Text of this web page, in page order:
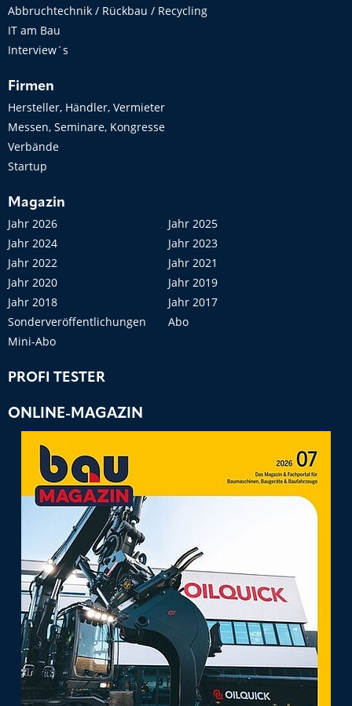
Abbruchtechnik / Rückbau / Recycling
IT am Bau
Interview´s
Firmen
Hersteller, Händler, Vermieter
Messen, Seminare, Kongresse
Verbände
Startup
Magazin
Jahr 2026
Jahr 2025
Jahr 2024
Jahr 2023
Jahr 2022
Jahr 2021
Jahr 2020
Jahr 2019
Jahr 2018
Jahr 2017
Sonderveröffentlichungen
Abo
Mini-Abo
PROFI TESTER
ONLINE-MAGAZIN